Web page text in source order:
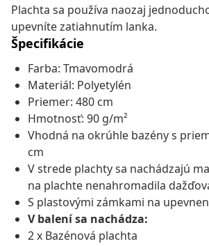
Plachta sa používa naozaj
upevníte zatiahnutím lanka.
Špecifikácie
Farba: Tmavomodrá
Materiál: Polyetylén
Priemer: 480 cm
Hmotnosť: 90 g/m²
Vhodná na okrúhle bazény s
cm
V strede plachty sa nachádzajú
na plachte nenahromadila
S plastovými zámkami na
V balení sa nachádza:
2 x Bazénová plachta